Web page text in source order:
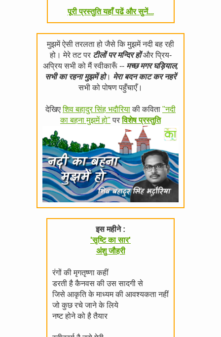
पूरी प्रस्तुति यहाँ पढें और सुनें...
मुझमें ऐसी तरलता हो जैसे कि मुझमें नदी बह रही
हो। मेरे तट पर टीलों पर मन्दिर होंऔर प्रिय-
अप्रिय सभी को मैं स्वीकारूँ -- मच्छ मगर घड़ियाल,
सभी का रहना मुझमें हो। मेरा बदन काट कर नहरें
सभी को पोषण पहुँचाएँ।
देखिएशिव बहादुर सिंह भदौरियाकी कविता "नदी
का बहना मुझमें हो" परविशेष प्रस्तुति
इस महीने :
'सृष्टि का सार'
अंशु जौहरी
रंगों की मृगतृष्णा कहीं
डरती है कैनवस की उस सादगी से
जिसे आकृति के माध्यम की आवश्यकता नहीं
जो कुछ रचे जाने के लिये
नष्ट होने को है तैयार